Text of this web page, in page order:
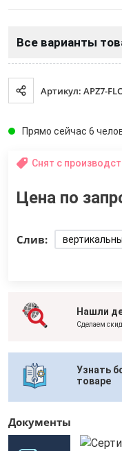
Все варианты
Артикул: APZ7-
Прямо сейчас 6
Снят с
Цена по
Слив:
Нашли
Сделаем
Узнать
товаре
Документы